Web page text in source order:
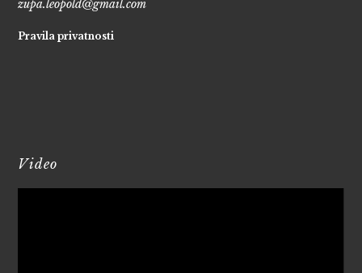
zupa.leopold@gmail.com
Pravila privatnosti
Video